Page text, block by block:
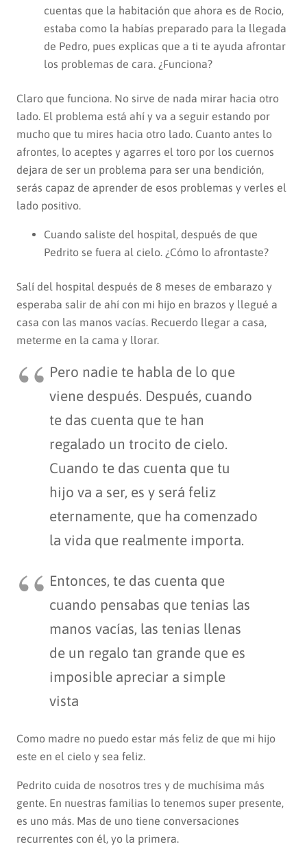
cuentas que la habitación que ahora es de Rocio,
estaba como la habías preparado para la llegada
de Pedro, pues explicas que a ti te ayuda afrontar
los problemas de cara. ¿Funciona?
Claro que funciona. No sirve de nada mirar hacia otro
lado. El problema está ahí y va a seguir estando por
mucho que tu mires hacia otro lado. Cuanto antes lo
afrontes, lo aceptes y agarres el toro por los cuernos
dejara de ser un problema para ser una bendición,
serás capaz de aprender de esos problemas y verles el
lado positivo.
Cuando saliste del hospital, después de que
Pedrito se fuera al cielo. ¿Cómo lo afrontaste?
Salí del hospital después de 8 meses de embarazo y
esperaba salir de ahí con mi hijo en brazos y llegué a
casa con las manos vacías. Recuerdo llegar a casa,
meterme en la cama y llorar.
Pero nadie te habla de lo que
viene después. Después, cuando
te das cuenta que te han
regalado un trocito de cielo.
Cuando te das cuenta que tu
hijo va a ser, es y será feliz
eternamente, que ha comenzado
la vida que realmente importa.
Entonces, te das cuenta que
cuando pensabas que tenias las
manos vacías, las tenias llenas
de un regalo tan grande que es
imposible apreciar a simple
vista
Como madre no puedo estar más feliz de que mi hijo
este en el cielo y sea feliz.
Pedrito cuida de nosotros tres y de muchísima más
gente. En nuestras familias lo tenemos super presente,
es uno más. Mas de uno tiene conversaciones
recurrentes con él, yo la primera.